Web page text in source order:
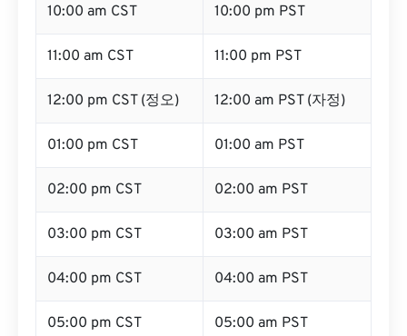
10:00 am CST 10:00 pm PST
11:00 am CST 11:00 pm PST
12:00 pm CST (정오) 12:00 am PST (자정)
01:00 pm CST 01:00 am PST
02:00 pm CST 02:00 am PST
03:00 pm CST 03:00 am PST
04:00 pm CST 04:00 am PST
05:00 pm CST 05:00 am PST